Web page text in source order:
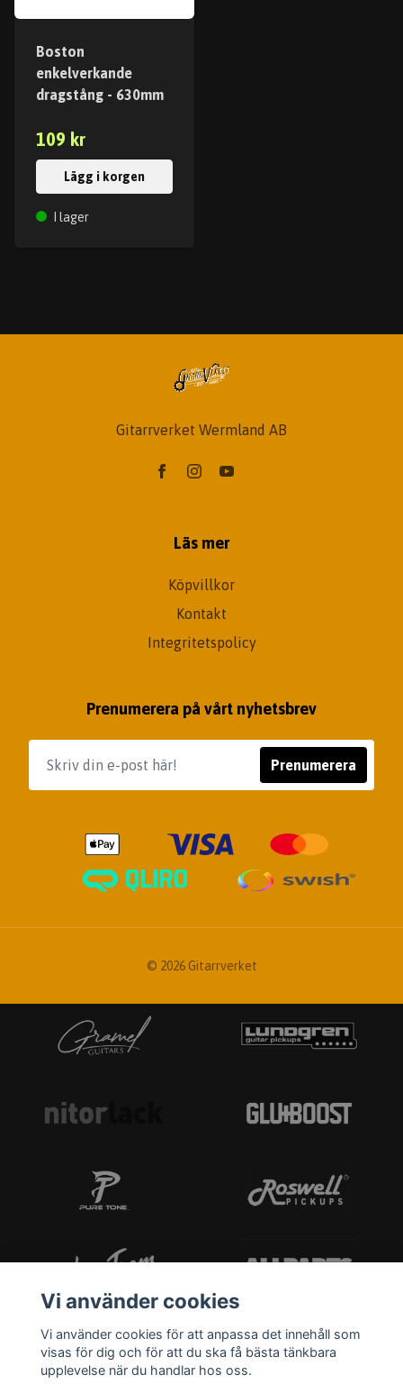
Boston
enkelverkande
dragstång - 630mm
109 kr
Lägg i korgen
I lager
Gitarrverket Wermland AB
Läs mer
Köpvillkor
Kontakt
Integritetspolicy
Prenumerera på vårt nyhetsbrev
Prenumerera
© 2026 Gitarrverket
Vi använder cookies
Vi använder cookies för att anpassa det innehåll som
visas för dig och för att du ska få bästa tänkbara
upplevelse när du handlar hos oss.